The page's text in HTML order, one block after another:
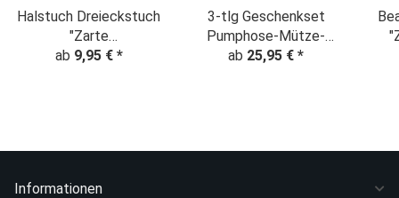
Halstuch Dreieckstuch
"Zarte
Baumwollblumen"
ab 9,95 € *
3-tlg Geschenkset
Pumphose-Mütze-
Tuch Erstlingsoutfit
ab 25,95 € *
Informationen